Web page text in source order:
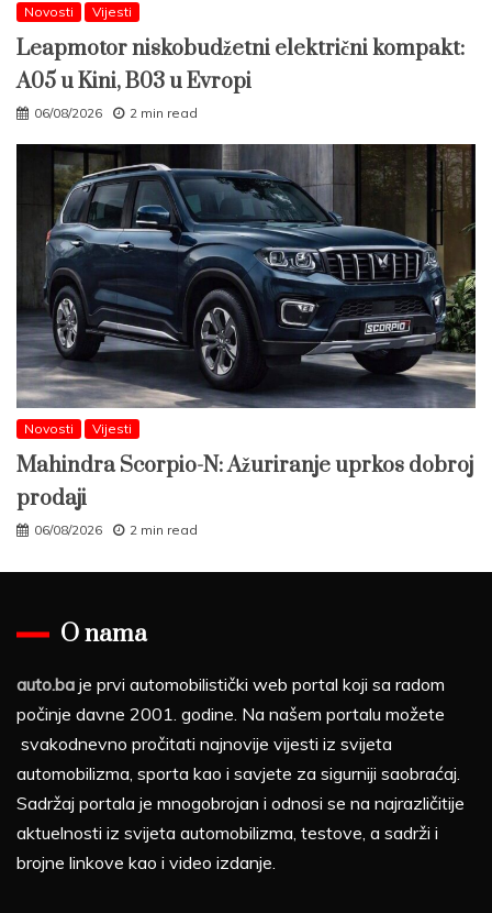
Novosti Vijesti
Leapmotor niskobudžetni električni kompakt:
A05 u Kini, B03 u Evropi
06/08/2026 2 min read
Novosti Vijesti
Mahindra Scorpio-N: Ažuriranje uprkos dobroj
prodaji
06/08/2026 2 min read
O nama
auto.ba je prvi automobilistički web portal koji sa radom
počinje davne 2001. godine. Na našem portalu možete
svakodnevno pročitati najnovije vijesti iz svijeta
automobilizma, sporta kao i savjete za sigurniji saobraćaj.
Sadržaj portala je mnogobrojan i odnosi se na najrazličitije
aktuelnosti iz svijeta automobilizma, testove, a sadrži i
brojne linkove kao i video izdanje.